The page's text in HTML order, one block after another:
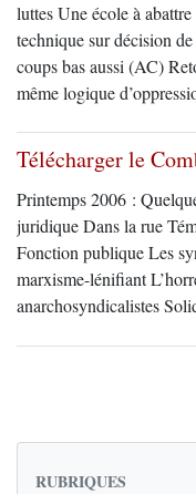
luttes Une école à
technique sur décision
coups bas aussi (AC)
même logique
Télécharger le
Printemps 2006 :
juridique Dans la rue
Fonction publique Les
marxisme-lénifiant
anarchosyndicalistes
RUBRIQUES